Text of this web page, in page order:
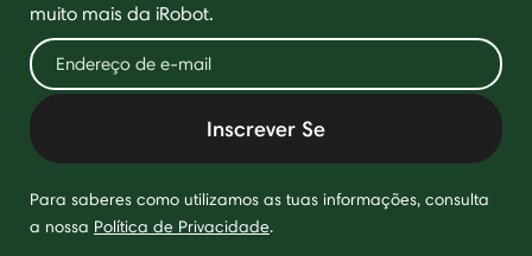
muito mais da iRobot.
Inscrever Se
Para saberes como utilizamos as tuas informações, consulta
a nossa Política de Privacidade.